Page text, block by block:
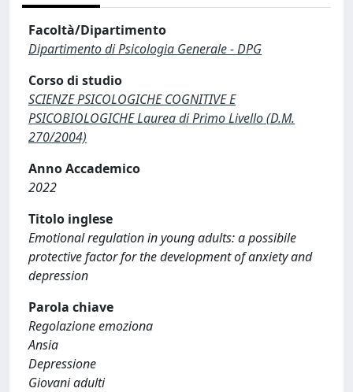
Facoltà/Dipartimento
Dipartimento di Psicologia Generale - DPG
Corso di studio
SCIENZE PSICOLOGICHE COGNITIVE E
PSICOBIOLOGICHE Laurea di Primo Livello (D.M.
270/2004)
Anno Accademico
2022
Titolo inglese
Emotional regulation in young adults: a possibile
protective factor for the development of anxiety and
depression
Parola chiave
Regolazione emoziona
Ansia
Depressione
Giovani adulti